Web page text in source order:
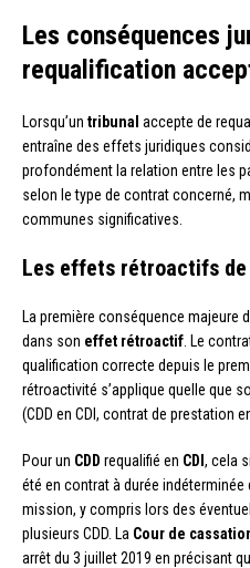
Les conséquences
requalification
Lorsqu’un tribunal accepte de
entraîne des effets juridiques
profondément la relation entre les
selon le type de contrat concerné,
communes significatives.
Les effets rétroactifs
La première conséquence majeure
dans son effet rétroactif . Le
qualification correcte depuis le
rétroactivité s’applique quelle que
(CDD en CDI, contrat de prestation
Pour un CDD requalifié en CDI, cela
été en contrat à durée
mission, y compris lors des
plusieurs CDD. La Cour de
arrêt du 3 juillet 2019 en précisant